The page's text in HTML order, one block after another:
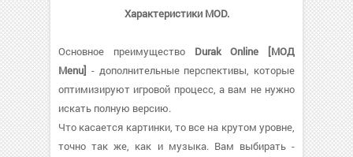
Характеристики MOD.
Основное преимущество Durak Online [МОД
Menu] - дополнительные перспективы, которые
оптимизируют игровой процесс, а вам не нужно
искать полную версию.
Что касается картинки, то все на крутом уровне,
точно так же, как и музыка. Вам выбирать -